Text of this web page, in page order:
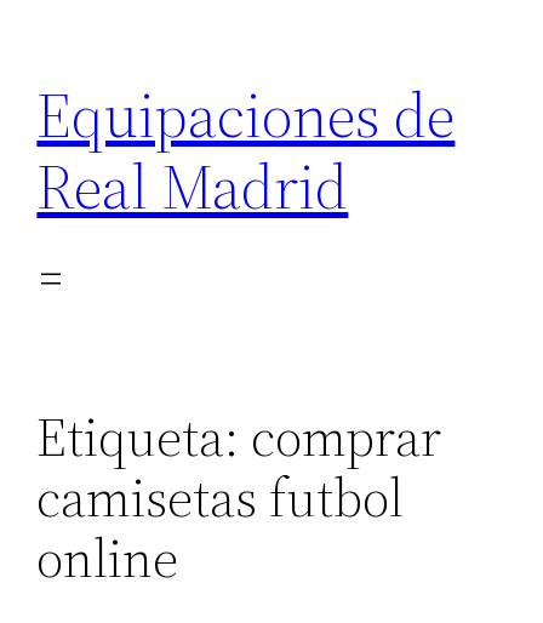
contenido
Equipaciones de
Real Madrid
Etiqueta: comprar
camisetas futbol
online